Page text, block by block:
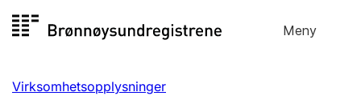
til
Meny
Registersøk
Aksjeselskap
Virksomhetsopplysninger